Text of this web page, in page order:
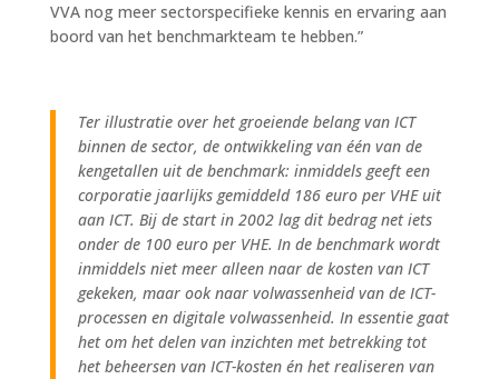
VVA nog meer sectorspecifieke kennis en ervaring aan
boord van het benchmarkteam te hebben.”
Ter illustratie over het groeiende belang van ICT
binnen de sector, de ontwikkeling van één van de
kengetallen uit de benchmark: inmiddels geeft een
corporatie jaarlijks gemiddeld 186 euro per VHE uit
aan ICT. Bij de start in 2002 lag dit bedrag net iets
onder de 100 euro per VHE. In de benchmark wordt
inmiddels niet meer alleen naar de kosten van ICT
gekeken, maar ook naar volwassenheid van de ICT-
processen en digitale volwassenheid. In essentie gaat
het om het delen van inzichten met betrekking tot
het beheersen van ICT-kosten én het realiseren van